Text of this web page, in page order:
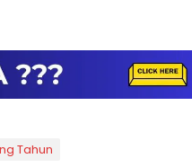
Tahun